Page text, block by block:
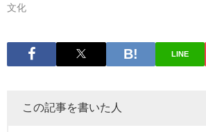
文化
LINE
この記事を書いた人